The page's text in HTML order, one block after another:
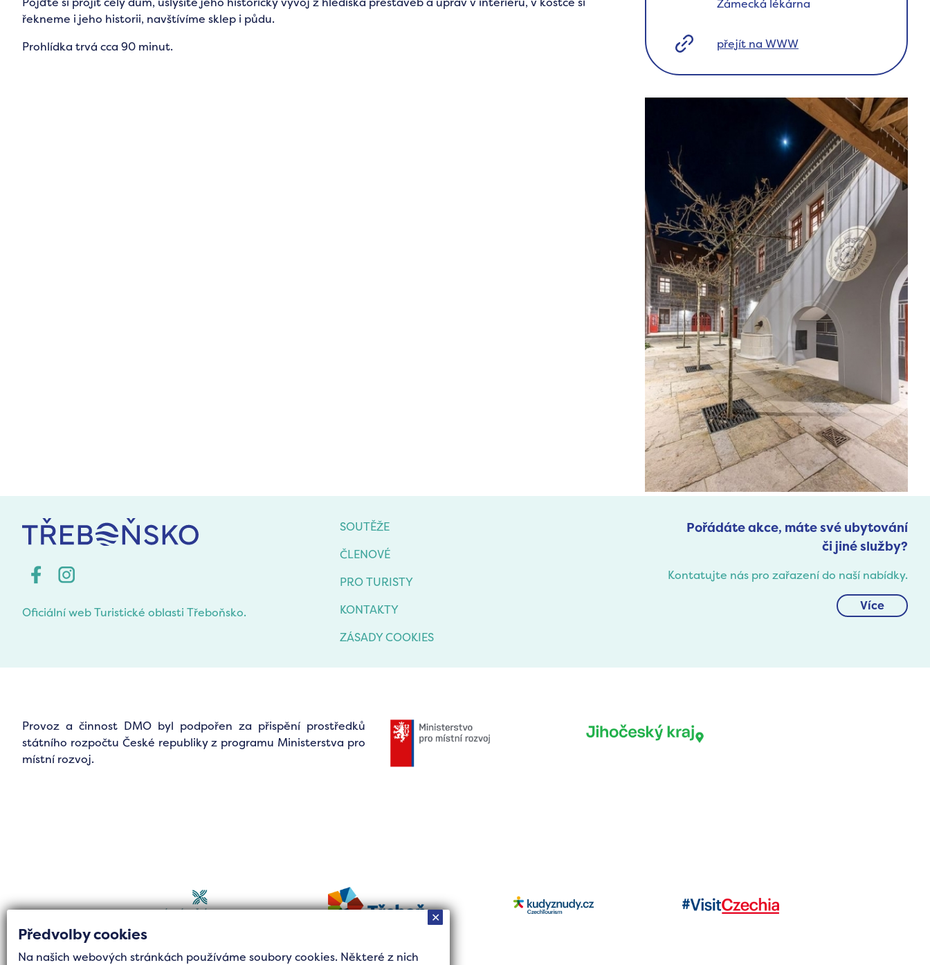
řekneme i jeho historii, navštívíme sklep i půdu.
Prohlídka trvá cca 90 minut.
Zámecká lékárna
přejít na WWW
Oficiální web Turistické oblasti Třeboňsko.
SOUTĚŽE
ČLENOVÉ
PRO TURISTY
KONTAKTY
ZÁSADY COOKIES
Pořádáte akce, máte své ubytování
či jiné služby?
Kontatujte nás pro zařazení do naší nabídky.
Více
Provoz a činnost DMO byl podpořen za přispění prostředků
státního rozpočtu České republiky z programu Ministerstva pro
místní rozvoj.
Předvolby cookies
Na našich webových stránkách používáme soubory cookies. Některé z nich
✕